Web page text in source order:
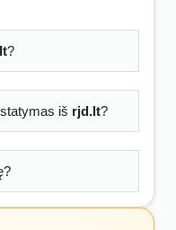
?
iš rjd.lt?